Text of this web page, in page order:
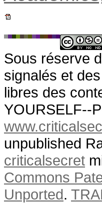
Sous réserve
signalés et
libres des
YOURSELF--
unpublished
criticalsecret
Commons
Unported.